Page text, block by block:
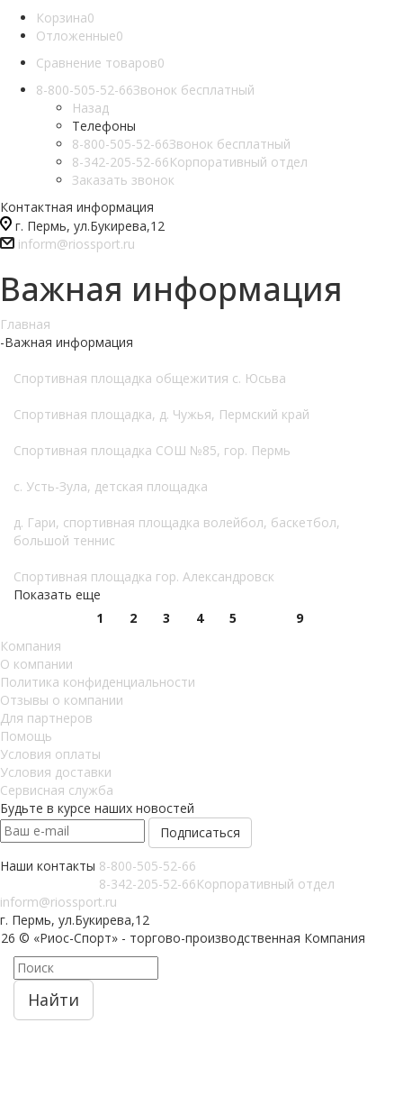
Корзина0
Отложенные0
Сравнение товаров0
8-800-505-52-66Звонок бесплатный
Назад
Телефоны
8-800-505-52-66Звонок бесплатный
8-342-205-52-66Корпоративный отдел
Заказать звонок
Контактная информация
г. Пермь, ул.Букирева,12
inform@riossport.ru
Важная информация
Главная
-Важная информация
Спортивная площадка общежития с. Юсьва
Спортивная площадка, д. Чужья, Пермский край
Спортивная площадка СОШ №85, гор. Пермь
с. Усть-Зула, детская площадка
д. Гари, спортивная площадка волейбол, баскетбол,
большой теннис
Спортивная площадка гор. Александровск
Показать еще
1
2 3 4 5
9
Компания
О компании
Политика конфиденциальности
Отзывы о компании
Для партнеров
Помощь
Условия оплаты
Условия доставки
Сервисная служба
Будьте в курсе наших новостей
Наши контакты 8-800-505-52-66
8-342-205-52-66Корпоративный отдел
inform@riossport.ru
г. Пермь, ул.Букирева,12
© «Риос-Спорт» - торгово-производственная Компания
Найти